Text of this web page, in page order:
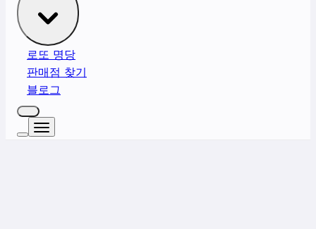
로또 명당
판매점 찾기
블로그